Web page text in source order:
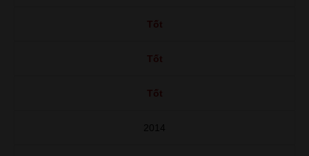
Tốt
Tốt
Tốt
2014